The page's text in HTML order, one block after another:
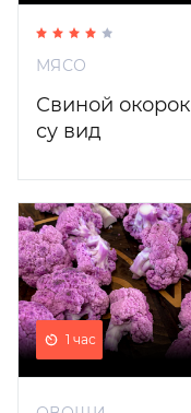
МЯСО
Свиной окорок
су вид
1 час